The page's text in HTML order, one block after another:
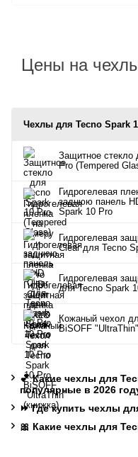
Цены на
Чехлы для Tecno Spark
Защитное стекло
Pro (Tempered
Гидрогелевая
заднюю панель
Spark 10 Pro
Гидрогелевая
Clear для Tecno
Гидрогелевая
для Tecno Spark
Кожаный чехол
BiSOFF
💕 Какие чехлы для
популярные в 2026
⏩ Где купить чехлы
🎀 Какие чехлы для